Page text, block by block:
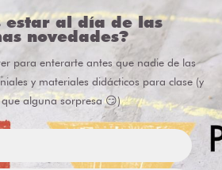
estar al día de las
novedades?
para enterarte antes que nadie de las
y materiales didácticos para clase (y
alguna sorpresa 😏)